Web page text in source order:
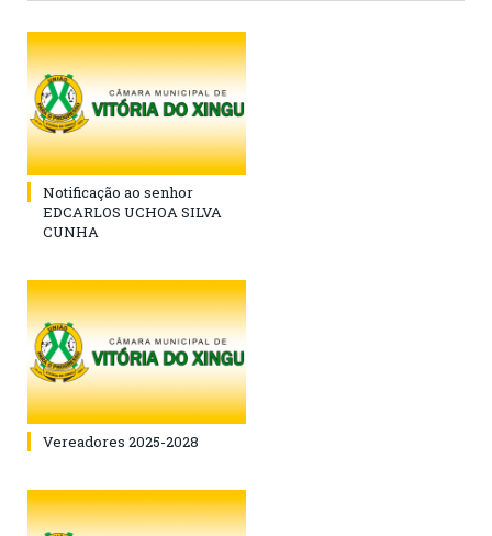
Notificação ao senhor
EDCARLOS UCHOA SILVA
CUNHA
Vereadores 2025-2028